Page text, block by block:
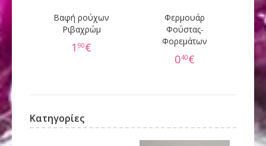
Βαφή ρούχων
Ριβαχρώμ
1 90€
Φερμουάρ
Φούστας-
Φορεμάτων
040€
Κατηγορίες